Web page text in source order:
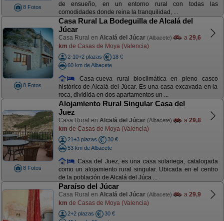
8 Fotos
de ensueño, en un entorno rural con todas las
comodidades donde reina la tranquilidad, ...
8 Fotos
Casa Rural La Bodeguilla de Alcalá del
Júcar
Casa Rural en Alcalá del Júcar (Albacete) a 29,6
km de Casas de Moya (Valencia)
2-10+2 plazas
18 €
60 km de Albacete
Casa-cueva rural bioclimática en pleno casco
histórico de Alcalá del Júcar. Es una casa excavada en la
roca, dividida en dos apartamentos un ...
8 Fotos
Alojamiento Rural Singular Casa del
Juez
Casa Rural en Alcalá del Júcar (Albacete) a 29,8
km de Casas de Moya (Valencia)
21+3 plazas
30 €
53 km de Albacete
Casa del Juez, es una casa solariega, catalogada
como un alojamiento rural singular. Ubicada en el centro
de la población de Alcalá del Júca ...
Paraíso del Júcar
Casa Rural en Alcalá del Júcar (Albacete) a 29,9
km de Casas de Moya (Valencia)
2+2 plazas
30 €